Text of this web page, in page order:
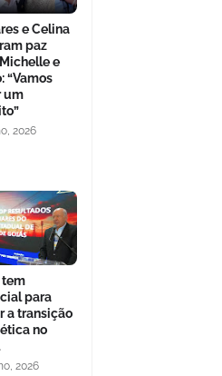
e Celina
paz
e
“Vamos
um
2026
tem
para
a transição
no
2026